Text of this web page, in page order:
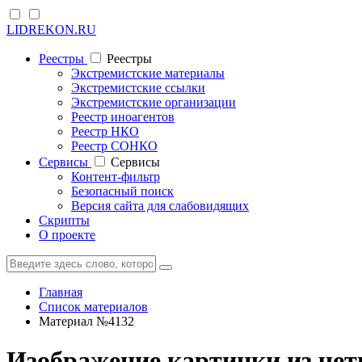
LIDREKON.RU
Реестры
Реестры
Экстремистские материалы
Экстремистские ссылки
Экстремистские организации
Реестр иноагентов
Реестр НКО
Реестр СОНКО
Cервисы
Cервисы
Контент-фильтр
Безопасный поиск
Версия сайта для слабовидящих
Скрипты
О проекте
Главная
Список материалов
Материал №4132